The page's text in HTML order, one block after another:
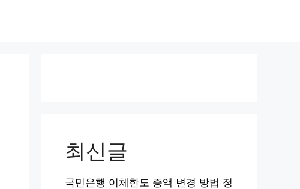
최신글
국민은행 이체한도 증액 변경 방법 정